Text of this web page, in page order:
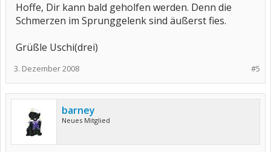
Hoffe, Dir kann bald geholfen werden. Denn die
Schmerzen im Sprunggelenk sind äußerst fies.
Grüßle Uschi(drei)
#5
3. Dezember 2008
barney
Neues Mitglied